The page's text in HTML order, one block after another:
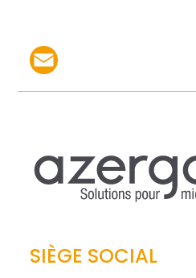
Partager
SIÈGE SOCIAL